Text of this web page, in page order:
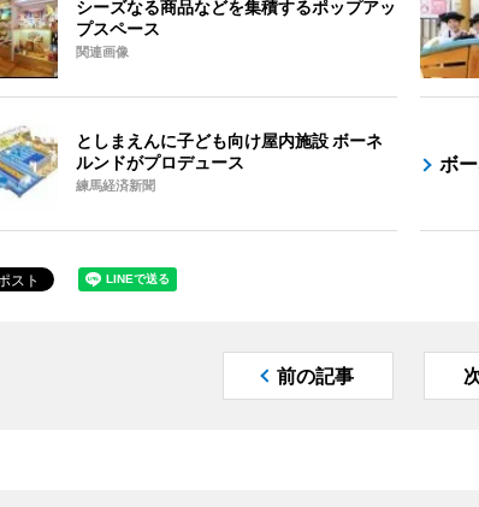
シーズなる商品などを集積するポップアッ
プスペース
関連画像
としまえんに子ども向け屋内施設 ボーネ
ルンドがプロデュース
練馬経済新聞
ボ
前の記事